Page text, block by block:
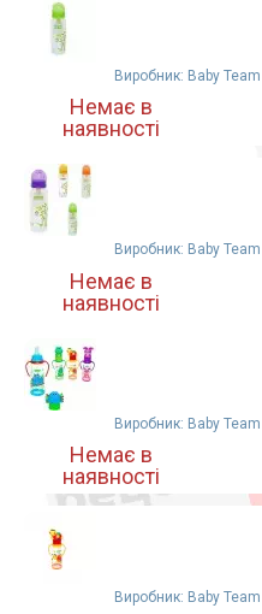
Виробник: Baby Team
Немає в
наявності
Виробник: Baby Team
Немає в
наявності
Виробник: Baby Team
Немає в
наявності
Виробник: Baby Team